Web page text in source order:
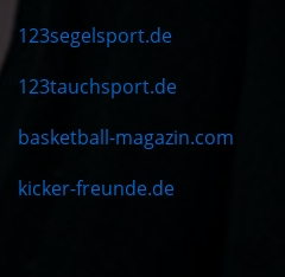
123segelsport.de
123tauchsport.de
basketball-magazin.com
kicker-freunde.de